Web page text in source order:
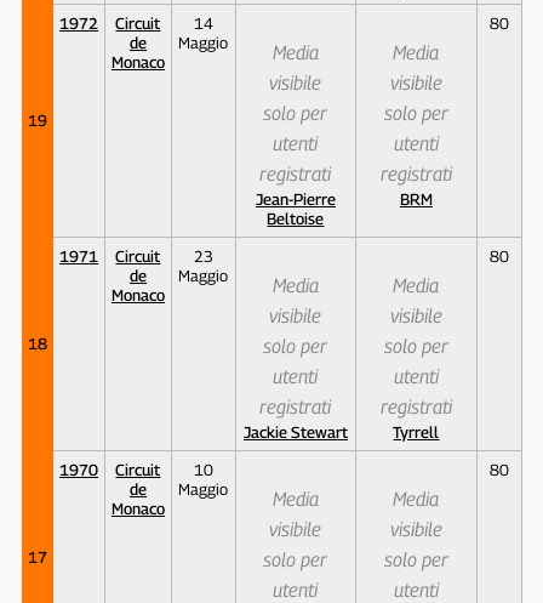
19
1972
Circuit
de
Monaco
14
Maggio
Media
visibile
solo per
utenti
registrati
Jean-Pierre
Beltoise
Media
visibile
solo per
utenti
registrati
BRM
80
18
1971
Circuit
de
Monaco
23
Maggio
Media
visibile
solo per
utenti
registrati
Jackie Stewart
Media
visibile
solo per
utenti
registrati
Tyrrell
80
17
1970
Circuit
de
Monaco
10
Maggio
Media
visibile
solo per
utenti
Media
visibile
solo per
utenti
80